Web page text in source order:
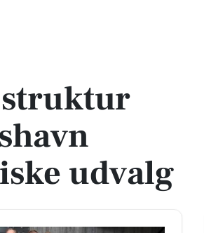
politiske udvalg
struktur
udvalg